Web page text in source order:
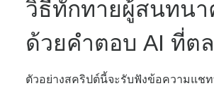
วิธีทักทายผู้สนทนา
ด้วยคำตอบ AI ที่ต
ตัวอย่างสคริปต์นี้จะรับฟังข้อความแช